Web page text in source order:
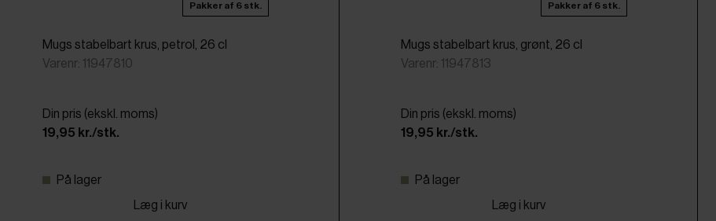
Pakker af 6 stk.
Mugs stabelbart krus, petrol, 26 cl
Varenr: 11947810
Din pris (ekskl. moms)
19,95 kr./stk.
På lager
Læg i kurv
Pakker af 6 stk.
Mugs stabelbart krus, grønt, 26 cl
Varenr: 11947813
Din pris (ekskl. moms)
19,95 kr./stk.
På lager
Læg i kurv